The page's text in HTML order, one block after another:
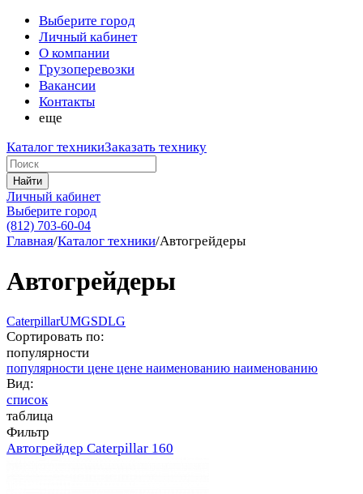
Выберите город
Личный кабинет
О компании
Грузоперевозки
Вакансии
Контакты
еще
Каталог техникиЗаказать технику
Найти
Личный кабинет
Выберите город
(812) 703-60-04
Главная/Каталог техники/Автогрейдеры
Автогрейдеры
CaterpillarUMGSDLG
Сортировать по:
популярности
популярности цене цене наименованию наименованию
Вид:
список
таблица
Фильтр
Автогрейдер Caterpillar 160